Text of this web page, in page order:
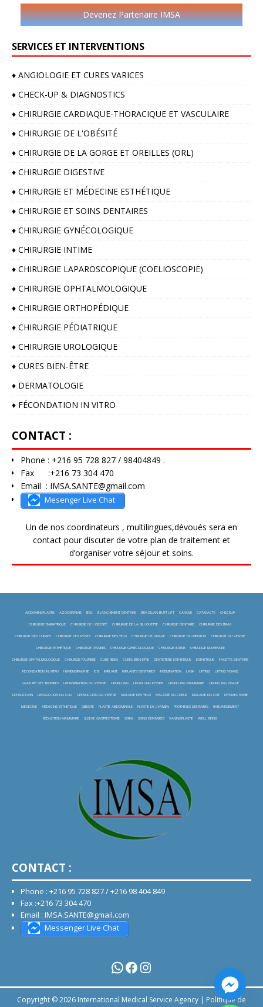
Devenez Partenaire IMSA
SERVICES ET INTERVENTIONS
♦️ ANGIOLOGIE ET CURES VARICES
♦️ CHECK-UP & DIAGNOSTICS
♦️ CHIRURGIE CARDIAQUE-THORACIQUE ET VASCULAIRE
♦️ CHIRURGIE DE L'OBÉSITÉ
♦️ CHIRURGIE DE LA GORGE ET OREILLES (ORL)
♦️ CHIRURGIE DIGESTIVE
♦️ CHIRURGIE ET MÉDECINE ESTHÉTIQUE
♦️ CHIRURGIE ET SOINS DENTAIRES
♦️ CHIRURGIE GYNÉCOLOGIQUE
♦️ CHIRURGIE INTIME
♦️ CHIRURGIE LAPAROSCOPIQUE (COELIOSCOPIE)
♦️ CHIRURGIE OPHTALMOLOGIQUE
♦️ CHIRURGIE ORTHOPÉDIQUE
♦️ CHIRURGIE PÉDIATRIQUE
♦️ CHIRURGIE UROLOGIQUE
♦️ CURES BIEN-ÊTRE
♦️ DERMATOLOGIE
♦️ FÉCONDATION IN VITRO
CONTACT :
Phone : +216 95 728 827 / 98404849 .
Fax :+216 73 304 470
Email : IMSA.SANTE@gmail.com
Mesenger Live Chat
Un de nos coordinateurs , multilingues,dévoués sera en
contact pour discuter de votre plan de traitement et
d’organiser votre séjour et soins.
ABDOMINOPLASTIE AZOOSPERMIE BBL BLANCHIMENT DENTAIRE BRAZILIAN BUTT LIFT CANCER CATARACTE CHECKUP
CHIRURGIE BARIATRIQUE CHIRURGIE DE L'OBÉSITÉ CHIRURGIE DE LA SILHOUETTE CHIRURGIE DENTAIRE CHIRURGIE DES BRAS
CHIRURGIE DES CUISSES CHIRURGIE DES FESSES CHIRURGIE DES YEUX CHIRURGIE DE VISAGE CHIRURGIE DU MENTON CHIRURGIE DU VENTRE
CHIRURGIE ESTHÉTIQUE CHIRURGIE FESSIERS CHIRURGIE GYNÉCOLOGIQUE CHIRURGIE INTIME CHIRURGIE MAMMAIRE
CHIRURGIE OPHTALMOLOGIQUE CHIRURGIE PAUPIÈRE CURE RIDES CURES BIEN-ÊTRE DENTISTERIE ESTHÉTIQUE ESTHÉTIQUE FACETTE DENTAIRE
FÉCONDATION IN VITRO HYMENORRAPHIE ICSI IMPLANT IMPLANTS DENTAIRES INSÉMINATION LASIK LIFTING LIFTING VISAGE
LIGATURE DES TROMPES LIPOASPIRATION DU VENTRE LIPOFILLING LIPOFILLING FESSIER LIPOFILLING MAMMAIRE LIPOFILLING VISAGE
LIPOSUCCION LIPOSUCCION DU COU LIPOSUCCION DU VENTRE MALADIE DES YEUX MALADIE DU COEUR MALADIE DU FOIE MYOMECTOMIE
MÉDECINE MÉDECINE ESTHÉTIQUE OBESITE PLASTIE ABDOMINALE PLASTIE DE L'HYMEN PROTHÈSES DENTAIRES RAJEUNISSEMENT
RÉDUCTION MAMMAIRE SLEEVE GASTRECTOMIE SOINS SOINS DENTAIRES VAGINOPLASTIE WELL BEING
CONTACT :
Phone : +216 95 728 827 / +216 98 404 849
Fax :+216 73 304 470
Email : IMSA.SANTE@gmail.com
Messenger Live Chat
Copyright © 2026 International Medical Service Agency | Politique de